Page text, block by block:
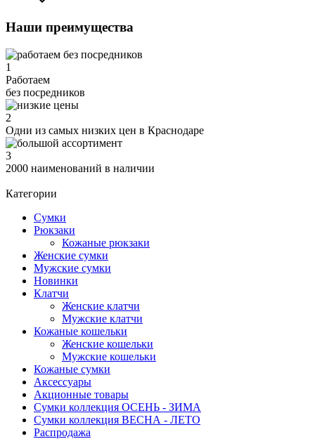
Наши преимущества
1
Работаем
без посредников
2
Одни из самых низких цен в Краснодаре
3
2000 наименований в наличии
Категории
Сумки
Рюкзаки
Кожаные рюкзаки
Женские сумки
Мужские сумки
Новинки
Клатчи
Женские клатчи
Мужские клатчи
Кожаные кошельки
Женские кошельки
Мужские кошельки
Кожаные сумки
Аксессуары
Акционные товары
Сумки коллекция ОСЕНЬ - ЗИМА
Сумки коллекция ВЕСНА - ЛЕТО
Распродажа